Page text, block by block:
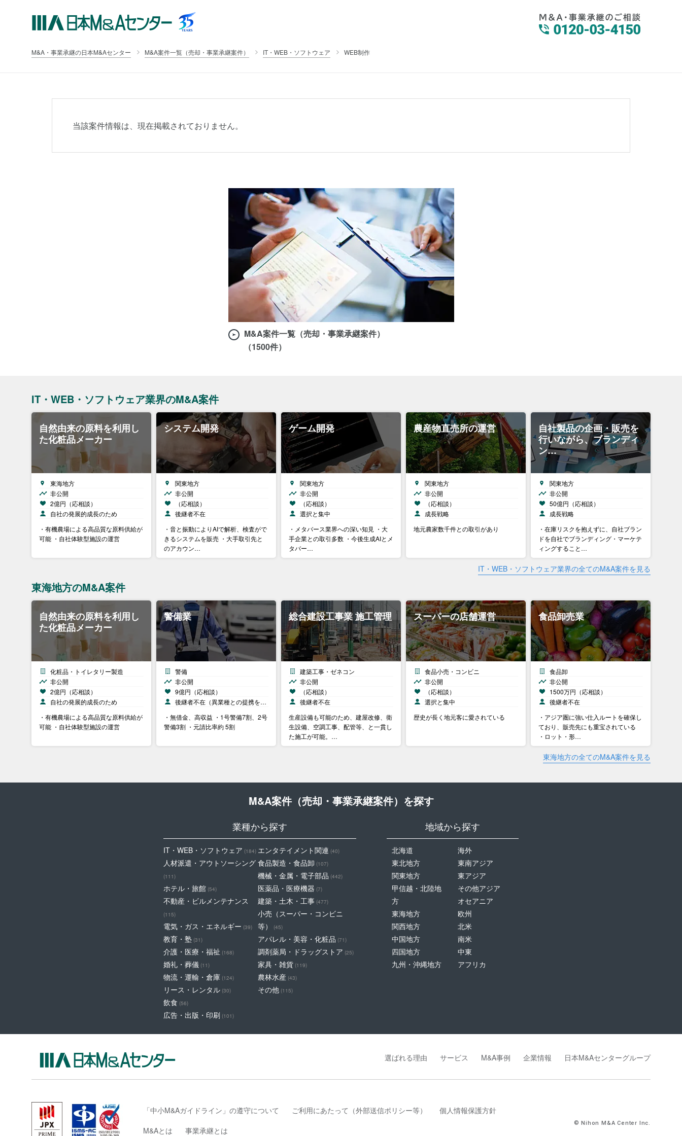
M&A・事業承継の日本M&Aセンター M&A案件一覧（売却・事業承継案件） IT・WEB・ソフトウェア WEB制作
当該案件情報は、現在掲載されておりません。
M&A案件一覧（売却・事業承継案件）
（1500件）
IT・WEB・ソフトウェア業界のM&A案件
自然由来の原料を利用し
た化粧品メーカー
東海地方
非公開
2億円（応相談）
自社の発展的成長のため
・有機農場による高品質な原料供給が
可能 ・自社体験型施設の運営
システム開発
関東地方
非公開
（応相談）
後継者不在
・音と振動によりAIで解析、検査がで
きるシステムを販売 ・大手取引先と
のアカウン…
ゲーム開発
関東地方
非公開
（応相談）
選択と集中
・メタバース業界への深い知見 ・大
手企業との取引多数 ・今後生成AIとメ
タバー…
農産物直売所の運営
関東地方
非公開
（応相談）
成長戦略
地元農家数千件との取引があり
自社製品の企画・販売を
行いながら、ブランディ
ン…
関東地方
非公開
50億円（応相談）
成長戦略
・在庫リスクを抱えずに、自社ブラン
ドを自社でブランディング・マーケテ
ィングすること…
IT・WEB・ソフトウェア業界の全てのM&A案件を見る
東海地方のM&A案件
自然由来の原料を利用し
た化粧品メーカー
化粧品・トイレタリー製造
非公開
2億円（応相談）
自社の発展的成長のため
・有機農場による高品質な原料供給が
可能 ・自社体験型施設の運営
警備業
警備
非公開
9億円（応相談）
後継者不在（異業種との提携を…
・無借金、高収益 ・1号警備7割、2号
警備3割 ・元請比率約 5割
総合建設工事業 施工管理
建築工事・ゼネコン
非公開
（応相談）
後継者不在
生産設備も可能のため、建屋改修、衛
生設備、空調工事、配管等、と一貫し
た施工が可能。…
スーパーの店舗運営
食品小売・コンビニ
非公開
（応相談）
選択と集中
歴史が長く地元客に愛されている
食品卸売業
食品卸
非公開
1500万円（応相談）
後継者不在
・アジア圏に強い仕入ルートを確保し
ており、販売先にも重宝されている
・ロット・形…
東海地方の全てのM&A案件を見る
M&A案件（売却・事業承継案件）を探す
業種から探す
IT・WEB・ソフトウェア (184)
人材派遣・アウトソーシング
(111)
ホテル・旅館 (54)
不動産・ビルメンテナンス
(115)
電気・ガス・エネルギー (39)
教育・塾 (31)
介護・医療・福祉 (168)
婚礼・葬儀 (11)
物流・運輸・倉庫 (124)
リース・レンタル (30)
飲食 (56)
広告・出版・印刷 (101)
エンタテイメント関連 (40)
食品製造・食品卸 (107)
機械・金属・電子部品 (442)
医薬品・医療機器 (7)
建築・土木・工事 (477)
小売（スーパー・コンビニ
等）
(45)
アパレル・美容・化粧品 (71)
調剤薬局・ドラッグストア (25)
家具・雑貨 (119)
農林水産 (43)
その他 (115)
地域から探す
北海道
東北地方
関東地方
甲信越・北陸地
方
東海地方
関西地方
中国地方
四国地方
九州・沖縄地方
海外
東南アジア
東アジア
その他アジア
オセアニア
欧州
北米
南米
中東
アフリカ
選ばれる理由 サービス M&A事例 企業情報 日本M&Aセンターグループ
「中小M&Aガイドライン」の遵守について ご利用にあたって（外部送信ポリシー等）
個人情報保護方針
M&Aとは
事業承継とは
© Nihon M&A Center Inc.